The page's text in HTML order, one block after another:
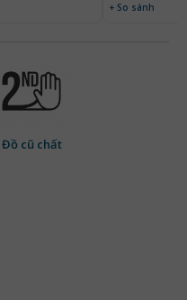
+ So sánh
Đồ cũ chất